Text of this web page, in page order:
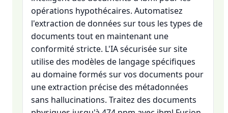
opérations hypothécaires. Automatisez
l'extraction de données sur tous les types de
documents tout en maintenant une
conformité stricte. L'IA sécurisée sur site
utilise des modèles de langage spécifiques
au domaine formés sur vos documents pour
une extraction précise des métadonnées
sans hallucinations. Traitez des documents